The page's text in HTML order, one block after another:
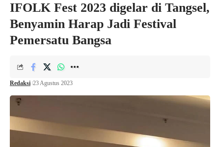
IFOLK Fest 2023 digelar di Tangsel,
Benyamin Harap Jadi Festival
Pemersatu Bangsa
Redaksi 23 Agustus 2023